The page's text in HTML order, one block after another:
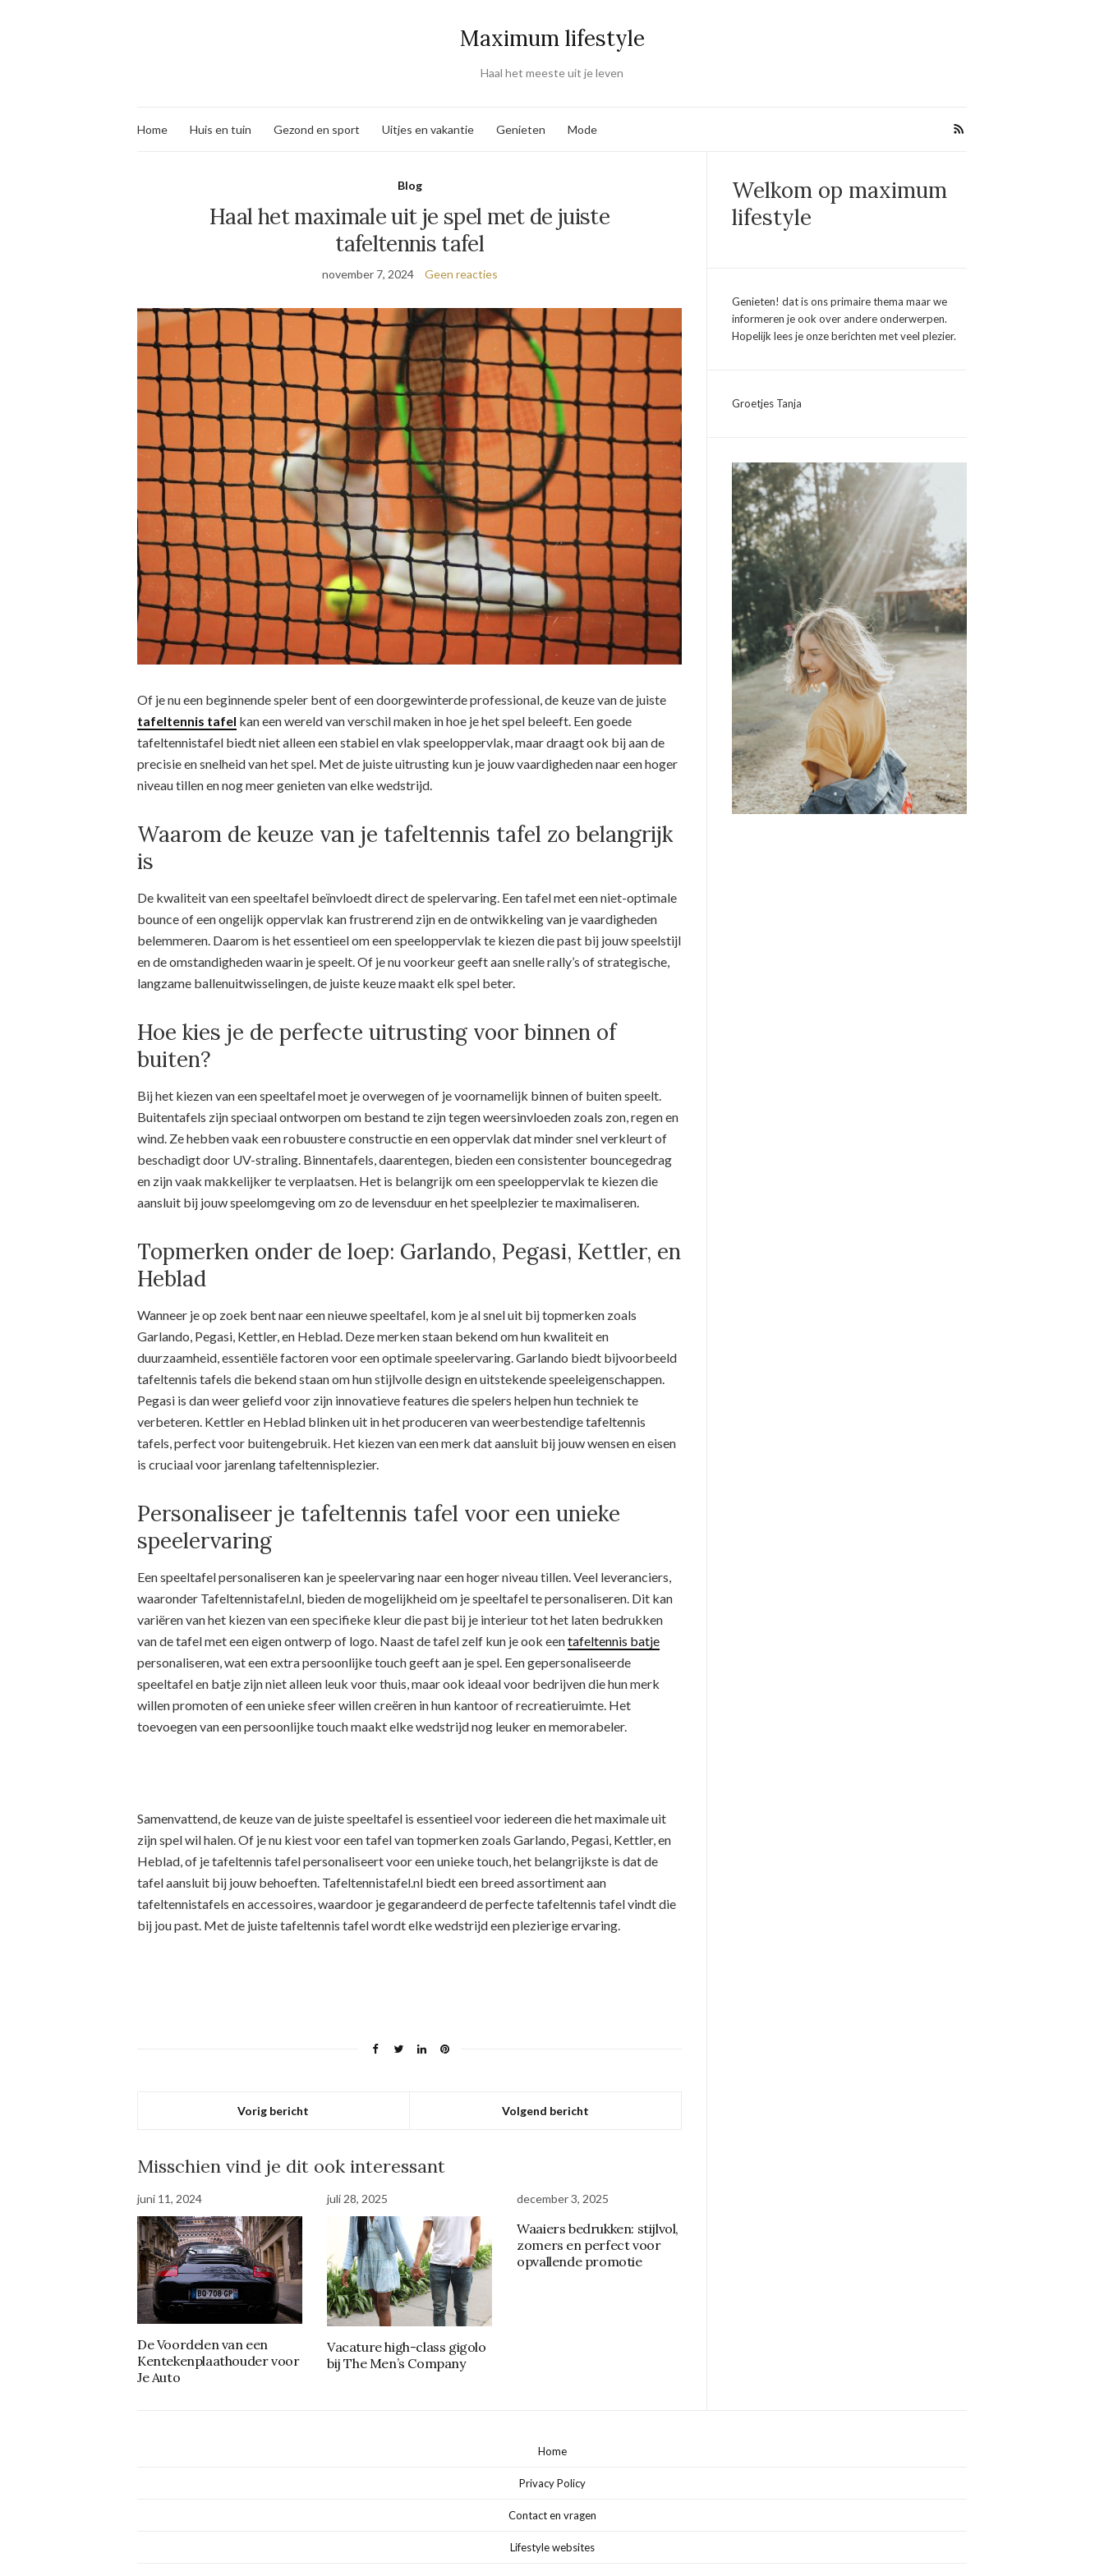
Maximum lifestyle
Haal het meeste uit je leven
Home Huis en tuin Gezond en sport Uitjes en vakantie Genieten Mode
Blog
Haal het maximale uit je spel met de juiste
tafeltennis tafel
november 7, 2024 Geen reacties
Of je nu een beginnende speler bent of een doorgewinterde professional, de keuze van de juiste
tafeltennis tafel kan een wereld van verschil maken in hoe je het spel beleeft. Een goede
tafeltennistafel biedt niet alleen een stabiel en vlak speeloppervlak, maar draagt ook bij aan de
precisie en snelheid van het spel. Met de juiste uitrusting kun je jouw vaardigheden naar een hoger
niveau tillen en nog meer genieten van elke wedstrijd.
Waarom de keuze van je tafeltennis tafel zo belangrijk
is
De kwaliteit van een speeltafel beïnvloedt direct de spelervaring. Een tafel met een niet-optimale
bounce of een ongelijk oppervlak kan frustrerend zijn en de ontwikkeling van je vaardigheden
belemmeren. Daarom is het essentieel om een speeloppervlak te kiezen die past bij jouw speelstijl
en de omstandigheden waarin je speelt. Of je nu voorkeur geeft aan snelle rally’s of strategische,
langzame ballenuitwisselingen, de juiste keuze maakt elk spel beter.
Hoe kies je de perfecte uitrusting voor binnen of
buiten?
Bij het kiezen van een speeltafel moet je overwegen of je voornamelijk binnen of buiten speelt.
Buitentafels zijn speciaal ontworpen om bestand te zijn tegen weersinvloeden zoals zon, regen en
wind. Ze hebben vaak een robuustere constructie en een oppervlak dat minder snel verkleurt of
beschadigt door UV-straling. Binnentafels, daarentegen, bieden een consistenter bouncegedrag
en zijn vaak makkelijker te verplaatsen. Het is belangrijk om een speeloppervlak te kiezen die
aansluit bij jouw speelomgeving om zo de levensduur en het speelplezier te maximaliseren.
Topmerken onder de loep: Garlando, Pegasi, Kettler, en
Heblad
Wanneer je op zoek bent naar een nieuwe speeltafel, kom je al snel uit bij topmerken zoals
Garlando, Pegasi, Kettler, en Heblad. Deze merken staan bekend om hun kwaliteit en
duurzaamheid, essentiële factoren voor een optimale speelervaring. Garlando biedt bijvoorbeeld
tafeltennis tafels die bekend staan om hun stijlvolle design en uitstekende speeleigenschappen.
Pegasi is dan weer geliefd voor zijn innovatieve features die spelers helpen hun techniek te
verbeteren. Kettler en Heblad blinken uit in het produceren van weerbestendige tafeltennis
tafels, perfect voor buitengebruik. Het kiezen van een merk dat aansluit bij jouw wensen en eisen
is cruciaal voor jarenlang tafeltennisplezier.
Personaliseer je tafeltennis tafel voor een unieke
speelervaring
Een speeltafel personaliseren kan je speelervaring naar een hoger niveau tillen. Veel leveranciers,
waaronder Tafeltennistafel.nl, bieden de mogelijkheid om je speeltafel te personaliseren. Dit kan
variëren van het kiezen van een specifieke kleur die past bij je interieur tot het laten bedrukken
van de tafel met een eigen ontwerp of logo. Naast de tafel zelf kun je ook eentafeltennis batje
personaliseren, wat een extra persoonlijke touch geeft aan je spel. Een gepersonaliseerde
speeltafel en batje zijn niet alleen leuk voor thuis, maar ook ideaal voor bedrijven die hun merk
willen promoten of een unieke sfeer willen creëren in hun kantoor of recreatieruimte. Het
toevoegen van een persoonlijke touch maakt elke wedstrijd nog leuker en memorabeler.
Samenvattend, de keuze van de juiste speeltafel is essentieel voor iedereen die het maximale uit
zijn spel wil halen. Of je nu kiest voor een tafel van topmerken zoals Garlando, Pegasi, Kettler, en
Heblad, of je tafeltennis tafel personaliseert voor een unieke touch, het belangrijkste is dat de
tafel aansluit bij jouw behoeften. Tafeltennistafel.nl biedt een breed assortiment aan
tafeltennistafels en accessoires, waardoor je gegarandeerd de perfecte tafeltennis tafel vindt die
bij jou past. Met de juiste tafeltennis tafel wordt elke wedstrijd een plezierige ervaring.
Vorig bericht Volgend bericht
Misschien vind je dit ook interessant
juni 11, 2024
De Voordelen van een
Kentekenplaathouder voor
Je Auto
juli 28, 2025
Vacature high-class gigolo
bij The Men’s Company
december 3, 2025
Waaiers bedrukken: stijlvol,
zomers en perfect voor
opvallende promotie
Welkom op maximum
lifestyle
Genieten! dat is ons primaire thema maar we
informeren je ook over andere onderwerpen.
Hopelijk lees je onze berichten met veel plezier.
Groetjes Tanja
Home
Privacy Policy
Contact en vragen
Lifestyle websites